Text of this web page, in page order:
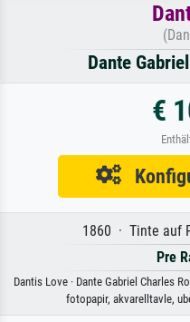
Dante
€
1860 · Tinte auf
Pre
Dantis Love · Dante Gabriel Charles
fotopapir, akvarelltavle,